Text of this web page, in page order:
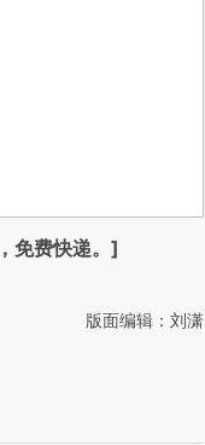
免费快递。]
版面编辑：刘潇